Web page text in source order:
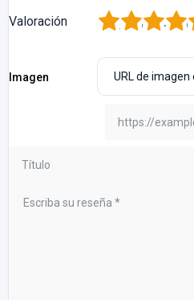
Valoración 5
4
3
2
Imagen